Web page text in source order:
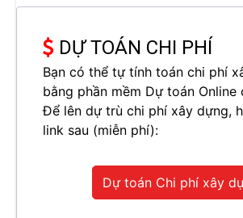
DỰ TOÁN CHI PHÍ
Bạn có thể tự tính toán chi phí
bằng phần mềm Dự toán Online
Để lên dự trù chi phí xây dựng,
link sau (miễn phí):
Dự toán Chi phí xây